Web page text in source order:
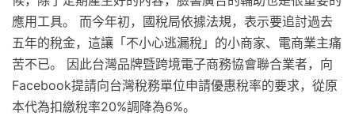
應用工具。 而今年初，國稅局依據法規，表示要追討過去
五年的稅金，這讓「不小心逃漏稅」的小商家、電商業主痛
苦不已。 因此台灣品牌暨跨境電子商務協會聯合業者，向
Facebook提請向台灣稅務單位申請優惠稅率的要求，從原
本代為扣繳稅率20%調降為6%。